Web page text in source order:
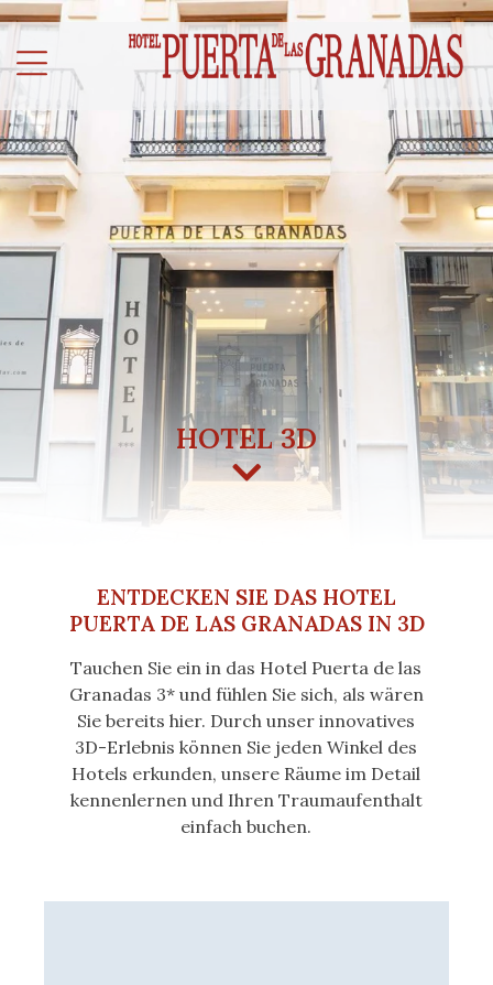
HOTEL 3D
ENTDECKEN SIE DAS HOTEL
PUERTA DE LAS GRANADAS IN 3D
Tauchen Sie ein in das Hotel Puerta de las
Granadas 3* und fühlen Sie sich, als wären
Sie bereits hier. Durch unser innovatives
3D-Erlebnis können Sie jeden Winkel des
Hotels erkunden, unsere Räume im Detail
kennenlernen und Ihren Traumaufenthalt
einfach buchen.